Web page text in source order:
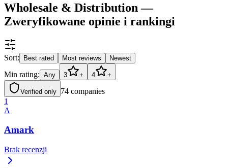
Wholesale & Distribution —
Zweryfikowane opinie i rankingi
Sort: Best rated Most reviews Newest
Min rating: Any 3 + 4 +
Verified only 74 companies
1
A
Amark
Brak recenzji